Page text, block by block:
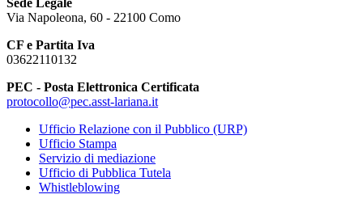
Sede Legale
Via Napoleona, 60 - 22100 Como
CF e Partita Iva
03622110132
PEC - Posta Elettronica Certificata
protocollo@pec.asst-lariana.it
Ufficio Relazione con il Pubblico (URP)
Ufficio Stampa
Servizio di mediazione
Ufficio di Pubblica Tutela
Whistleblowing